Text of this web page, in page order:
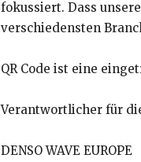
fokussiert. Dass
verschiedensten
QR Code ist eine
Verantwortlicher für
DENSO WAVE EUROPE